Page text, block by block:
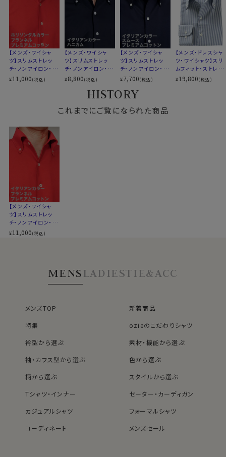
このシャツにはスーピマ綿の中でより厳選された高級ス
ーピマ綿＝CORCORAN（コーコラン）のみを使用して、
高級生地で有名なイタリアはALBINI（アルビニ）の関連
会社アルビニアイコットー二社で紡績した高級ニット糸
を使用しています。
今回は80番手双糸のコーコランを使用した36ゲージの
ジャージーフランネルをチョイスしました。
●ノーアイロンで、お手入れ楽
ビズポロはノーアイロンでOK
ニット生地を使用しているポロシャツにアイロンをかけま
すか？
おそらくほとんどの方はかけないと思います。
ジャージーコットンを使用したozieのニットシャツもそ
ネットにたたんで入れて洗ったあと、すぐに洗濯機から取
り出してしわを伸ばし、ハンガーにかけて干すだけ。
これでアイロンがけはほぼ必要ありません。
そのままクローゼットに吊るしても、たたんで収納しても
OKです。
（お洗濯について：ご家庭ネット洗い・クリーニングはお控
えください）
ナチュラルなストレッチ性と、ウエストを絞った背ダーツ
入り。
ozieのラインナップでもっともスリムなシャツです。
といっても窮屈に感じることはありません。
シャツ生地にはない、ニット生地特有の伸縮性とソフトで
なめらかな感触があるため、スリムに仕上げてこそ快適
着丈に関しては通常のozieのシャツよりも着丈をやや短
めに設定。
（36Gジャージー・フランネル）
衿型
ボタンダウン
キーパー
なし
前立て
裏前立て
後身頃
バックダーツ入り細身
ポケット
ポケットなし
アジャスタブル
コンバーチブルカフス
衿高
後4.2cm
S-37～4L-47cm
トールサイズM-88・L-90・LL-90cm
生産国
▼スポット商品につき再入荷はございませんのでご了承
ください
【メンズ・ワイシャ
ツ】スリムストレッ
チ・ノンアイロン・プ
レミアムコットン・ニ
ット・ホリゾンタルカ
¥11,000(税込)
【メンズ・ワイシャ
ツ】スリムストレッ
チ・ノンアイロン・ド
ライ・ニット・イタリ
アンカラー・ボタン
ダウン・第一ボタン
¥8,800(税込)
【メンズ・ワイシャ
ツ】スリムストレッ
チ・ノンアイロン・プ
レミアムコットン・ニ
ット・イタリアンカラ
ー・ボタンダウン・第
一ボタンあり・ポケ
ット無し・SALE
¥7,700(税込)
【メンズ・ドレスシャ
ツ・ワイシャツ】スリ
ムフィット・ストレッ
チ・メリノウール・イ
タリア製生地・イー
¥19,800(税込)
HISTORY
これまでにご覧になられた商品
【メンズ・ワイシャ
ツ】スリムストレッ
チ・ノンアイロン・プ
レミアムコットン・ニ
ット・イタリアンカラ
¥11,000(税込)
MENSLADIESTIE&ACC
メンズTOP
新着商品
特集
ozieのこだわりシャツ
衿型から選ぶ
素材・機能から選ぶ
袖・カフス型から選ぶ
色から選ぶ
柄から選ぶ
スタイルから選ぶ
Tシャツ・インナー
セーター・カーディガン
カジュアルシャツ
フォーマルシャツ
コーディネート
メンズセール